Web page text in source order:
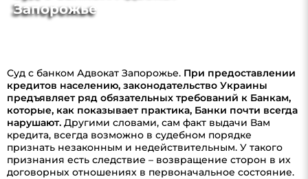
Запорожье
Суд с банком Адвокат Запорожье. При предоставлении
кредитов населению, законодательство Украины
предъявляет ряд обязательных требований к Банкам,
которые, как показывает практика, Банки почти всегда
нарушают. Другими словами, сам факт выдачи Вам
кредита, всегда возможно в судебном порядке
признать незаконным и недействительным. У такого
признания есть следствие – возвращение сторон в их
договорных отношениях в первоначальное состояние.